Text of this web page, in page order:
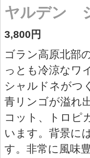
ヤルデン
3,800円
ゴラン高原北部
っとも冷涼なワ
シャルドネがつ
青リンゴが溢れ
コット、トロピ
います。背景に
す。非常に風味